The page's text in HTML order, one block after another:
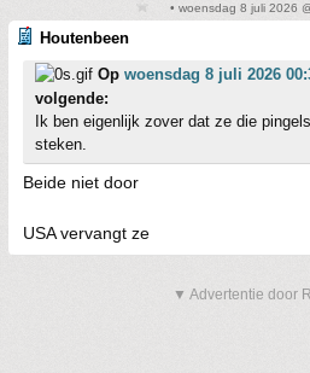
• woensdag 8 juli 2026
Houtenbeen
Op woensdag 8 juli 2026
volgende:
Ik ben eigenlijk zover dat ze die
steken.
Beide niet door
USA vervangt ze
▼ Advertentie door